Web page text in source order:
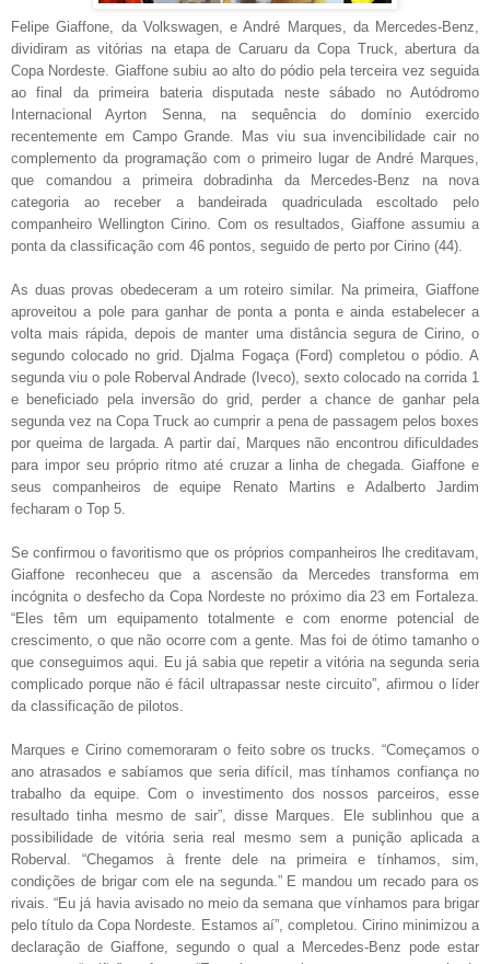
Felipe Giaffone, da Volkswagen, e André Marques, da Mercedes-Benz,
dividiram as vitórias na etapa de Caruaru da Copa Truck, abertura da
Copa Nordeste. Giaffone subiu ao alto do pódio pela terceira vez seguida
ao final da primeira bateria disputada neste sábado no Autódromo
Internacional Ayrton Senna, na sequência do domínio exercido
recentemente em Campo Grande. Mas viu sua invencibilidade cair no
complemento da programação com o primeiro lugar de André Marques,
que comandou a primeira dobradinha da Mercedes-Benz na nova
categoria ao receber a bandeirada quadriculada escoltado pelo
companheiro Wellington Cirino. Com os resultados, Giaffone assumiu a
ponta da classificação com 46 pontos, seguido de perto por Cirino (44).
As duas provas obedeceram a um roteiro similar. Na primeira, Giaffone
aproveitou a pole para ganhar de ponta a ponta e ainda estabelecer a
volta mais rápida, depois de manter uma distância segura de Cirino, o
segundo colocado no grid. Djalma Fogaça (Ford) completou o pódio. A
segunda viu o pole Roberval Andrade (Iveco), sexto colocado na corrida 1
e beneficiado pela inversão do grid, perder a chance de ganhar pela
segunda vez na Copa Truck ao cumprir a pena de passagem pelos boxes
por queima de largada. A partir daí, Marques não encontrou dificuldades
para impor seu próprio ritmo até cruzar a linha de chegada. Giaffone e
seus companheiros de equipe Renato Martins e Adalberto Jardim
fecharam o Top 5.
Se confirmou o favoritismo que os próprios companheiros lhe creditavam,
Giaffone reconheceu que a ascensão da Mercedes transforma em
incógnita o desfecho da Copa Nordeste no próximo dia 23 em Fortaleza.
“Eles têm um equipamento totalmente e com enorme potencial de
crescimento, o que não ocorre com a gente. Mas foi de ótimo tamanho o
que conseguimos aqui. Eu já sabia que repetir a vitória na segunda seria
complicado porque não é fácil ultrapassar neste circuito”, afirmou o líder
da classificação de pilotos.
Marques e Cirino comemoraram o feito sobre os trucks. “Começamos o
ano atrasados e sabíamos que seria difícil, mas tínhamos confiança no
trabalho da equipe. Com o investimento dos nossos parceiros, esse
resultado tinha mesmo de sair”, disse Marques. Ele sublinhou que a
possibilidade de vitória seria real mesmo sem a punição aplicada a
Roberval. “Chegamos à frente dele na primeira e tínhamos, sim,
condições de brigar com ele na segunda.” E mandou um recado para os
rivais. “Eu já havia avisado no meio da semana que vínhamos para brigar
pelo título da Copa Nordeste. Estamos aí”, completou. Cirino minimizou a
declaração de Giaffone, segundo o qual a Mercedes-Benz pode estar